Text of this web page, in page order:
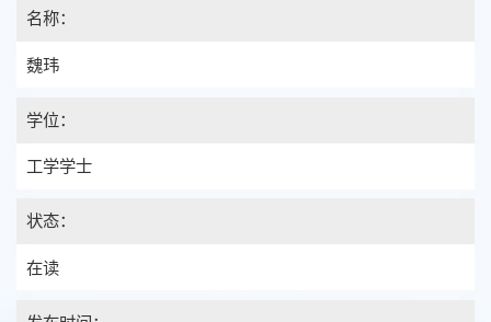
名称：
魏玮
学位：
工学学士
状态：
在读